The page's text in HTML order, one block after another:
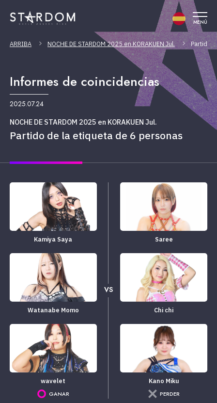
MENÚ
ARRIBA NOCHE DE STARDOM 2025 en KORAKUEN Jul. Partido
Informes de coincidencias
2025.07.24
NOCHE DE STARDOM 2025 en KORAKUEN Jul.
Partido de la etiqueta de 6 personas
Kamiya Saya
Watanabe Momo
wavelet
GANAR
VS
Saree
Chi chi
Kano Miku
PERDER